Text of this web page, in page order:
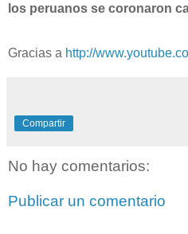
los peruanos se coronaron
Gracias a http://
Compartir
No hay comentarios:
Publicar un comentario